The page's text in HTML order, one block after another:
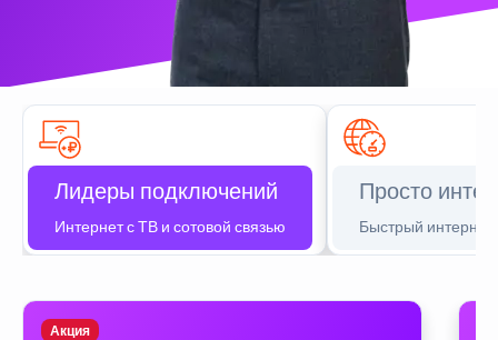
Лидеры подключений
Интернет с ТВ и сотовой связью
Просто
Быстрый интернет
Акция